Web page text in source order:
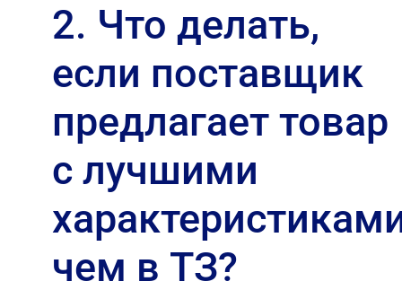
2. Что делать,
если поставщик
предлагает товар
с лучшими
чем в ТЗ?